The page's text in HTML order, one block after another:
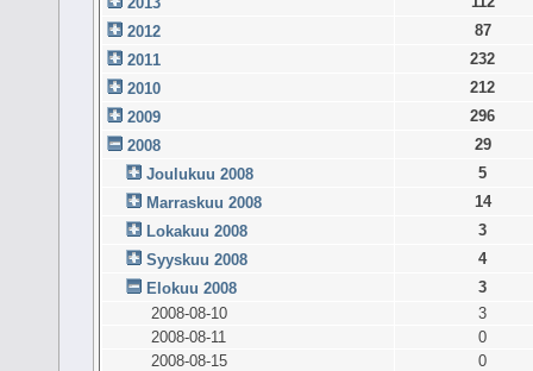
2012
87
2011
232
2010
212
2009
296
2008
29
Joulukuu 2008
5
Marraskuu 2008
14
Lokakuu 2008
3
Syyskuu 2008
4
Elokuu 2008
3
2008-08-10
3
2008-08-11
0
2008-08-15
0